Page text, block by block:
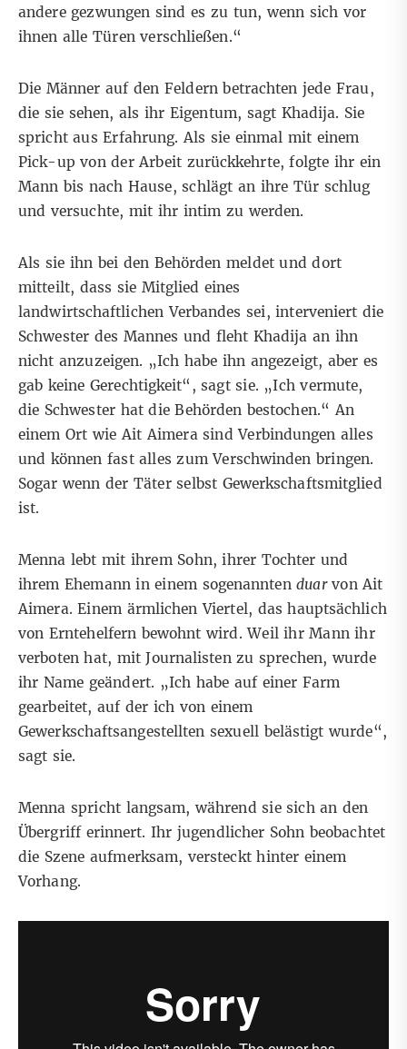
andere gezwungen sind es zu tun, wenn sich vor
ihnen alle Türen verschließen.“
Die Männer auf den Feldern betrachten jede Frau,
die sie sehen, als ihr Eigentum, sagt Khadija. Sie
spricht aus Erfahrung. Als sie einmal mit einem
Pick-up von der Arbeit zurückkehrte, folgte ihr ein
Mann bis nach Hause, schlägt an ihre Tür schlug
und versuchte, mit ihr intim zu werden.
Als sie ihn bei den Behörden meldet und dort
mitteilt, dass sie Mitglied eines
landwirtschaftlichen Verbandes sei, interveniert die
Schwester des Mannes und fleht Khadija an ihn
nicht anzuzeigen. „Ich habe ihn angezeigt, aber es
gab keine Gerechtigkeit“, sagt sie. „Ich vermute,
die Schwester hat die Behörden bestochen.“ An
einem Ort wie Ait Aimera sind Verbindungen alles
und können fast alles zum Verschwinden bringen.
Sogar wenn der Täter selbst Gewerkschaftsmitglied
ist.
Menna lebt mit ihrem Sohn, ihrer Tochter und
ihrem Ehemann in einem sogenanntenduarvon Ait
Aimera. Einem ärmlichen Viertel, das hauptsächlich
von Erntehelfern bewohnt wird. Weil ihr Mann ihr
verboten hat, mit Journalisten zu sprechen, wurde
ihr Name geändert. „Ich habe auf einer Farm
gearbeitet, auf der ich von einem
Gewerkschaftsangestellten sexuell belästigt wurde“,
sagt sie.
Menna spricht langsam, während sie sich an den
Übergriff erinnert. Ihr jugendlicher Sohn beobachtet
die Szene aufmerksam, versteckt hinter einem
Vorhang.